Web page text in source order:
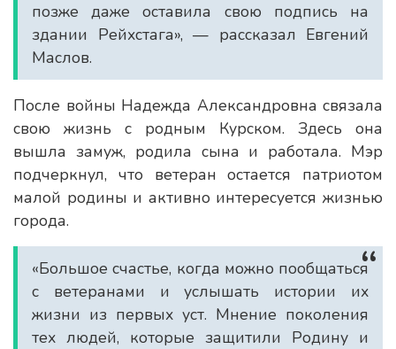
позже даже оставила свою подпись на
здании Рейхстага», — рассказал Евгений
Маслов.
После войны Надежда Александровна связала
свою жизнь с родным Курском. Здесь она
вышла замуж, родила сына и работала. Мэр
подчеркнул, что ветеран остается патриотом
малой родины и активно интересуется жизнью
города.
«Большое счастье, когда можно пообщаться
с ветеранами и услышать истории их
жизни из первых уст. Мнение поколения
тех людей, которые защитили Родину и